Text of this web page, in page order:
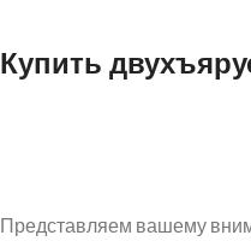
Купить
Представляем вашему